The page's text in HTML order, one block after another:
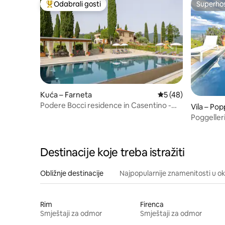
Među najviše rangiranima s oznakom „Odabrali gosti”
Odabrali gosti
Kuća – Farneta Prosječna ocjena:
5 (48)
Podere Bocci residence in Casentino -
Vila –
Destinacije koje treba istražiti
Obližnje destinacije Najpopularnije znamenitosti u
Rim
Smještaji za odmor
Firenca
Smještaji za odmor